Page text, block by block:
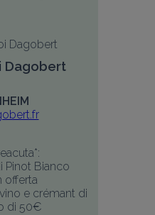
Dagobert
Pinot Bianco
offerta
e crémant di
di 50€